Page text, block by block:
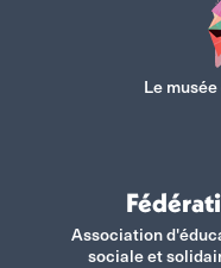
Le
Association
sociale et